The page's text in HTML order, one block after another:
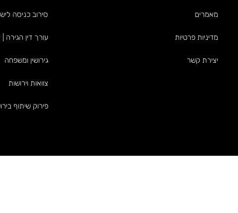
מאמרים
מדיניות פרטיות
יצירת קשר
סירוב כניסה
עורך דין הגירה
גירושין ומשפחה
צוואות וירושות
פירוק שיתוף